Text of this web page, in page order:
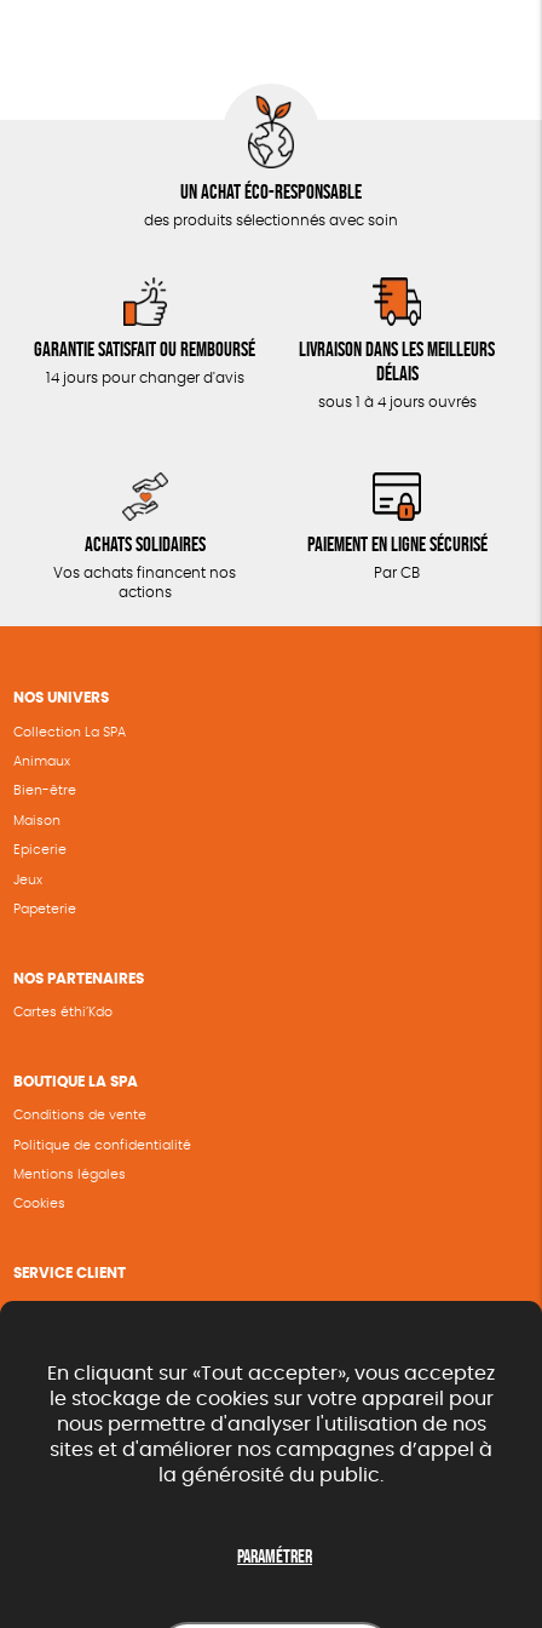
Un achat éco-responsable
des produits sélectionnés avec soin
Garantie satisfait ou remboursé
14 jours pour changer d'avis
Livraison dans les meilleurs
délais
sous 1 à 4 jours ouvrés
Achats solidaires
Vos achats financent nos
actions
Paiement en ligne sécurisé
Par CB
NOS UNIVERS
Collection La SPA
Animaux
Bien-être
Maison
Epicerie
Jeux
Papeterie
NOS PARTENAIRES
Cartes éthi’Kdo
BOUTIQUE LA SPA
Conditions de vente
Politique de confidentialité
Mentions légales
Cookies
SERVICE CLIENT
Nous contacter
Renvoyer des articles
Commande rapide catalogue
En cliquant sur «Tout accepter», vous acceptez
le stockage de cookies sur votre appareil pour
nous permettre d'analyser l'utilisation de nos
sites et d'améliorer nos campagnes d’appel à
la générosité du public.
Paramétrer